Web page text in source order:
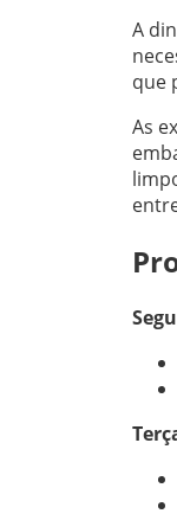
A
que
As